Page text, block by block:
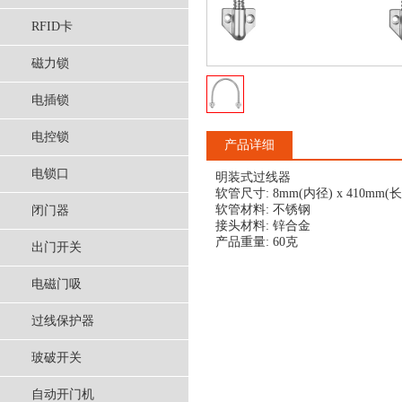
RFID卡
磁力锁
电插锁
电控锁
电锁口
闭门器
出门开关
电磁门吸
过线保护器
玻破开关
自动开门机
产品详细
明装式过线器
软管尺寸: 8mm(内径) x 410mm(
软管材料: 不锈钢
接头材料: 锌合金
产品重量: 60克